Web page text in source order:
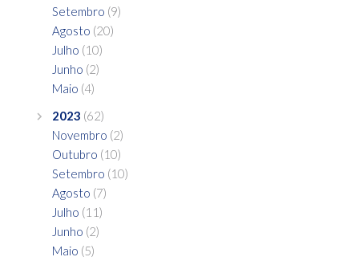
Setembro (9)
Agosto (20)
Julho (10)
Junho (2)
Maio (4)
2023 (62)
Novembro (2)
Outubro (10)
Setembro (10)
Agosto (7)
Julho (11)
Junho (2)
Maio (5)